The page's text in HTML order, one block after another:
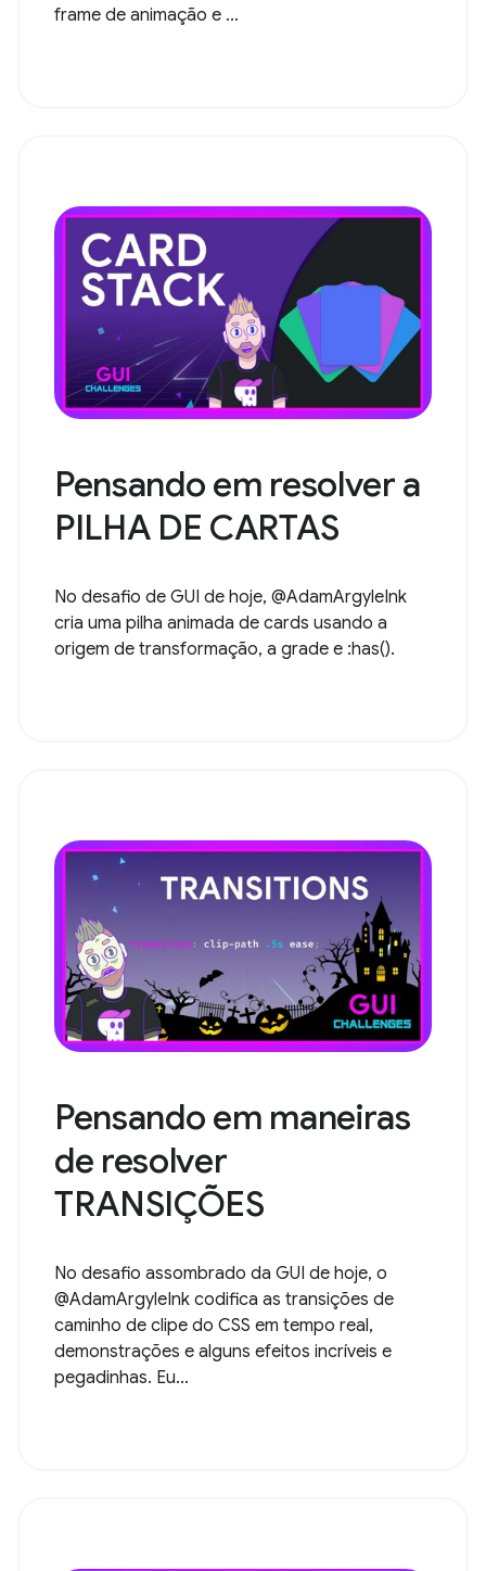
frame de animação e ...
Pensando em resolver a
PILHA DE CARTAS
No desafio de GUI de hoje, @AdamArgyleInk
cria uma pilha animada de cards usando a
origem de transformação, a grade e :has().
Pensando em maneiras
de resolver
TRANSIÇÕES
No desafio assombrado da GUI de hoje, o
@AdamArgyleInk codifica as transições de
caminho de clipe do CSS em tempo real,
demonstrações e alguns efeitos incríveis e
pegadinhas. Eu...